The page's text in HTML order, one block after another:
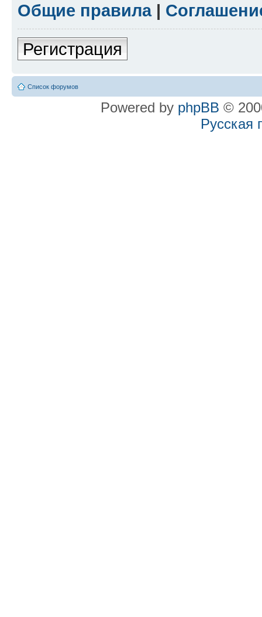
Общие правила|
Регистрация
Список форумов
Powered by phpBB ©
Русская